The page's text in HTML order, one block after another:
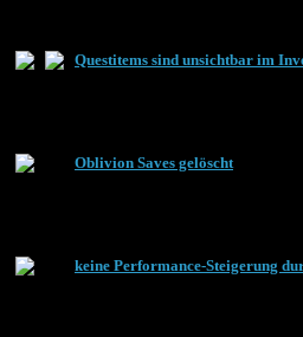
Questitems sind unsichtbar im
Oblivion Saves gelöscht
keine Performance-Steigerung